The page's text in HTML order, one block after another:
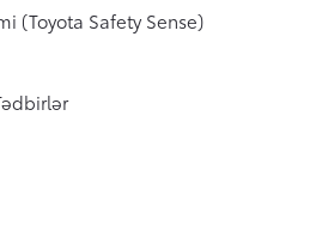
(Toyota Safety Sense)